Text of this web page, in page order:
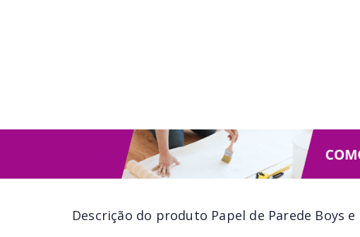
Descrição do produto Papel de Parede Boys